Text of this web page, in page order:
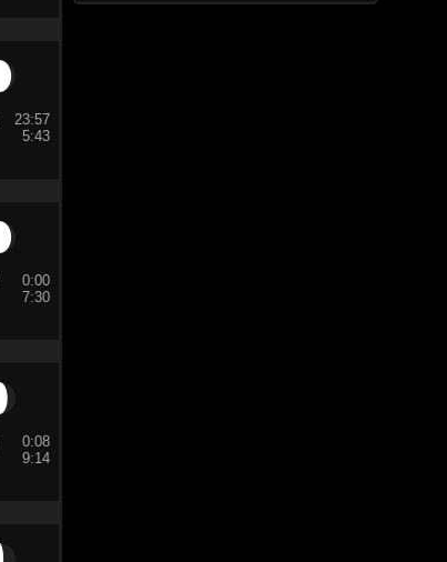
23:57
5:43
0:00
7:30
0:08
9:14